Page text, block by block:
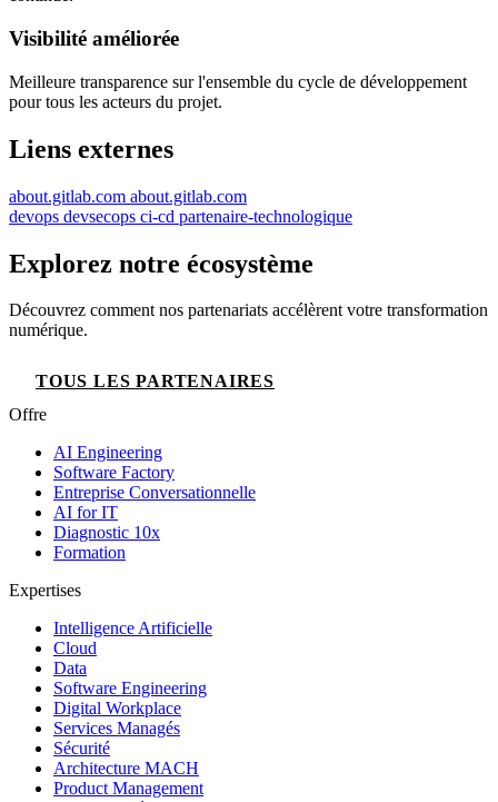
Visibilité améliorée
Meilleure transparence sur l'ensemble du cycle de développement
pour tous les acteurs du projet.
Liens externes
about.gitlab.com about.gitlab.com
devops devsecops ci-cd partenaire-technologique
Explorez notre écosystème
Découvrez comment nos partenariats accélèrent votre transformation
numérique.
TOUS LES PARTENAIRES
Offre
AI Engineering
Software Factory
Entreprise Conversationnelle
AI for IT
Diagnostic 10x
Formation
Expertises
Intelligence Artificielle
Cloud
Data
Software Engineering
Digital Workplace
Services Managés
Sécurité
Architecture MACH
Product Management